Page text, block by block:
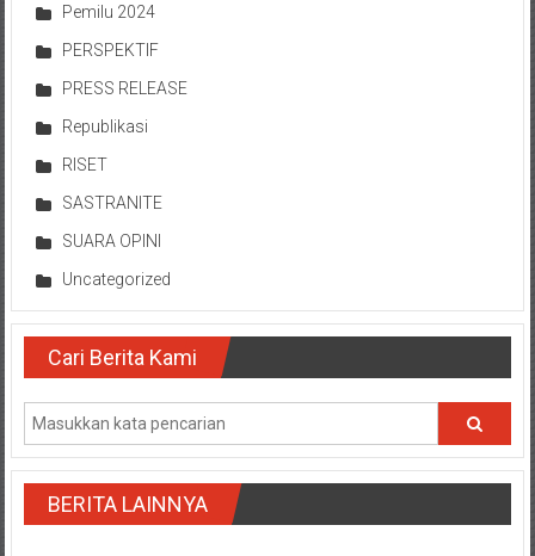
Pemilu 2024
PERSPEKTIF
PRESS RELEASE
Republikasi
RISET
SASTRANITE
SUARA OPINI
Uncategorized
Cari Berita Kami
BERITA LAINNYA